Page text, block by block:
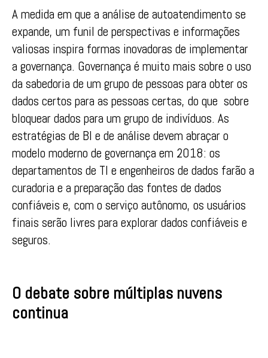
A medida em que a análise de autoatendimento se
expande, um funil de perspectivas e informações
valiosas inspira formas inovadoras de implementar
a governança. Governança é muito mais sobre o uso
da sabedoria de um grupo de pessoas para obter os
dados certos para as pessoas certas, do que sobre
bloquear dados para um grupo de indivíduos. As
estratégias de BI e de análise devem abraçar o
modelo moderno de governança em 2018: os
departamentos de TI e engenheiros de dados farão a
curadoria e a preparação das fontes de dados
confiáveis e, com o serviço autônomo, os usuários
finais serão livres para explorar dados confiáveis e
seguros.
O debate sobre múltiplas nuvens
continua